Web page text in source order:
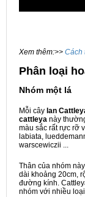
Xem thêm:>> Cách
Phân loại
Nhóm một lá
Mỗi cây lan
cattleya này
màu sắc rất rực rỡ
labiata,
warscewiczii ...
Thân của nhóm
dài khoảng 20cm,
đường kính.
nhóm với nhiều